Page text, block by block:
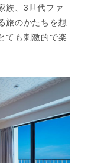
族、3世代ファ
旅のかたちを想
ても刺激的で楽